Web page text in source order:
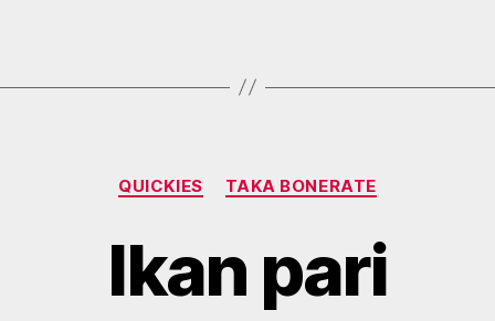
Categories
QUICKIES TAKA BONERATE
Ikan pari
B
o
s